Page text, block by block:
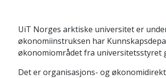
UiT Norges arktiske universitet er
økonomiinstruksen har
økonomiområdet fra universitetsstyret
Det er organisasjons- og